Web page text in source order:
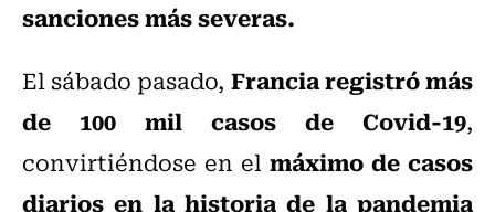
sanciones más severas.
El sábado pasado, Francia registró más
de 100 mil casos de Covid-19,
convirtiéndose en el máximo de casos
diarios en la historia de la pandemia